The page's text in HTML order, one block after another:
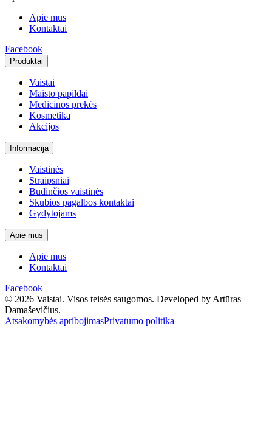
Apie mus
Kontaktai
Facebook
Produktai
Vaistai
Maisto papildai
Medicinos prekės
Kosmetika
Akcijos
Informacija
Vaistinės
Straipsniai
Budinčios vaistinės
Skubios pagalbos kontaktai
Gydytojams
Apie mus
Apie mus
Kontaktai
Facebook
© 2026 Vaistai. Visos teisės saugomos. Developed by Artūras
Damaševičius.
Atsakomybės apribojimasPrivatumo politika